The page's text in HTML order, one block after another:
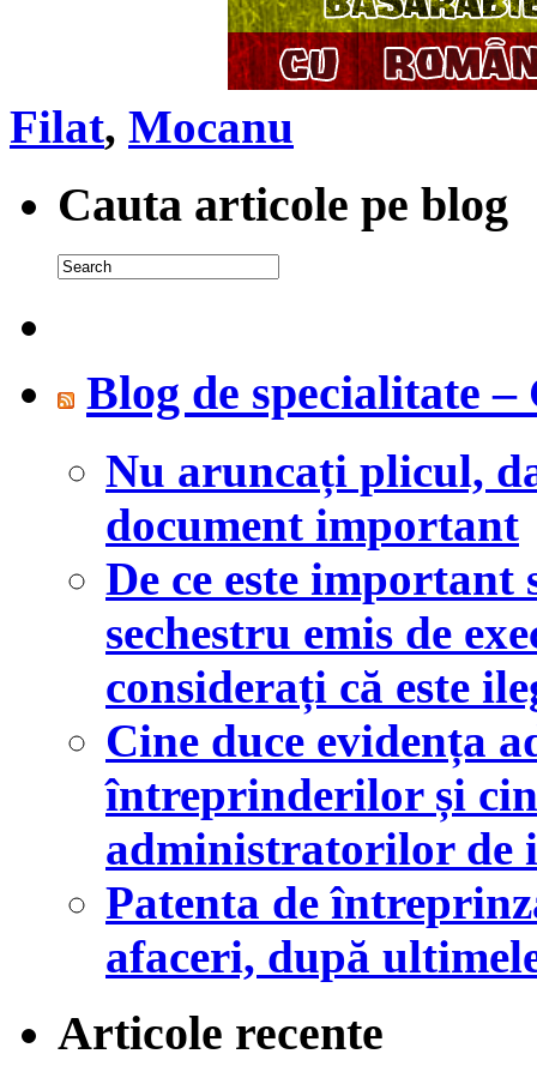
Filat, Mocanu
Cauta articole pe blog
Blog de specialitate
Nu aruncați plicul,
document important
De ce este important
sechestru emis de
considerați că este
Cine duce evidența
întreprinderilor și
administratorilor de
Patenta de
afaceri, după
Articole recente